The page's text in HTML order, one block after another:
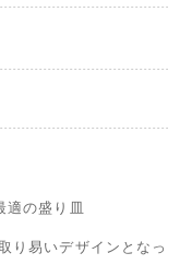
の盛り皿
り易いデザインとなっ